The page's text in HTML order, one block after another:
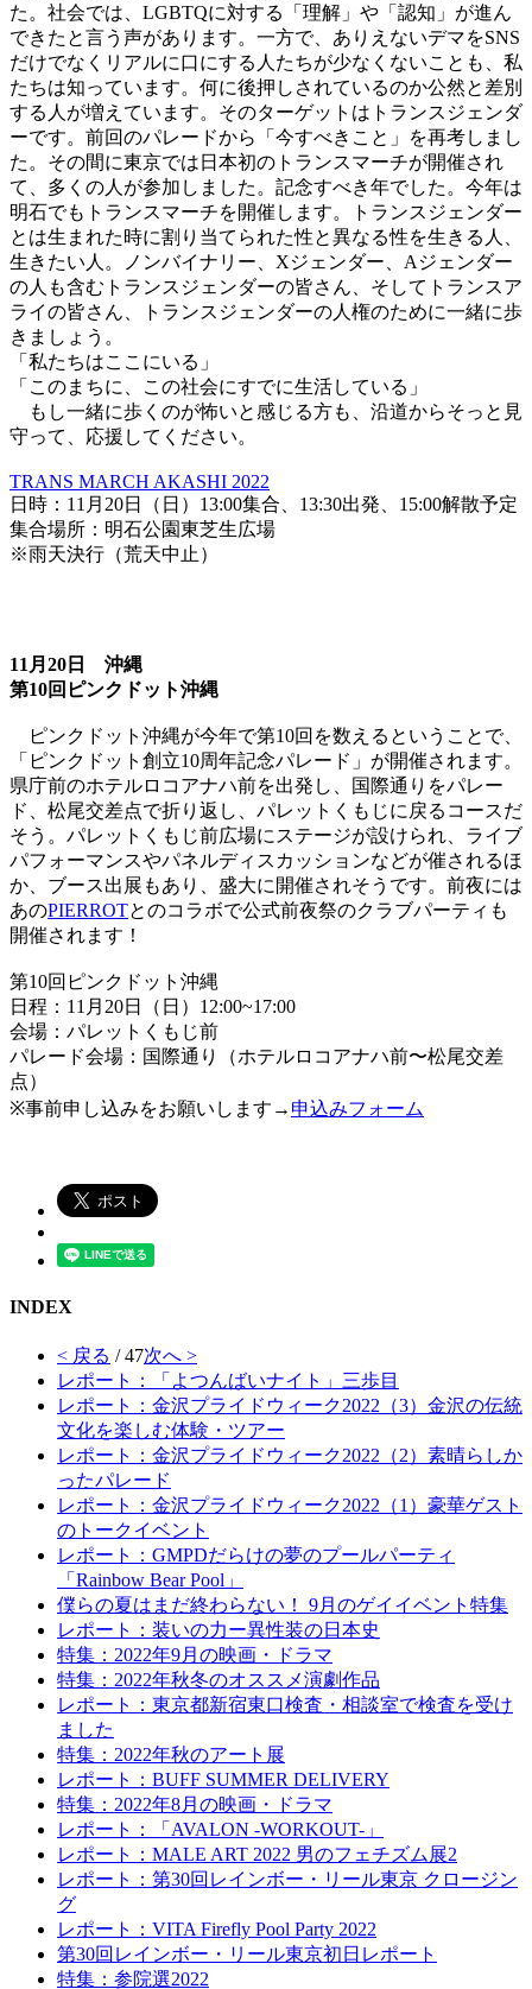
た。社会では、LGBTQに対する「理解」や「認知」が進ん
できたと言う声があります。一方で、ありえないデマをSNS
だけでなくリアルに口にする人たちが少なくないことも、私
たちは知っています。何に後押しされているのか公然と差別
する人が増えています。そのターゲットはトランスジェンダ
ーです。前回のパレードから「今すべきこと」を再考しまし
た。その間に東京では日本初のトランスマーチが開催され
て、多くの人が参加しました。記念すべき年でした。今年は
明石でもトランスマーチを開催します。トランスジェンダー
とは生まれた時に割り当てられた性と異なる性を生きる人、
生きたい人。ノンバイナリー、Xジェンダー、Aジェンダー
の人も含むトランスジェンダーの皆さん、そしてトランスア
ライの皆さん、トランスジェンダーの人権のために一緒に歩
きましょう。
「私たちはここにいる」
「このまちに、この社会にすでに生活している」
もし一緒に歩くのが怖いと感じる方も、沿道からそっと見
守って、応援してください。
TRANS MARCH AKASHI 2022
日時：11月20日（日）13:00集合、13:30出発、15:00解散予定
集合場所：明石公園東芝生広場
※雨天決行（荒天中止）
11月20日 沖縄
第10回ピンクドット沖縄
ピンクドット沖縄が今年で第10回を数えるということで、
「ピンクドット創立10周年記念パレード」が開催されます。
県庁前のホテルロコアナハ前を出発し、国際通りをパレー
ド、松尾交差点で折り返し、パレットくもじに戻るコースだ
そう。パレットくもじ前広場にステージが設けられ、ライブ
パフォーマンスやパネルディスカッションなどが催されるほ
か、ブース出展もあり、盛大に開催されそうです。前夜には
あのPIERROTとのコラボで公式前夜祭のクラブパーティも
開催されます！
第10回ピンクドット沖縄
日程：11月20日（日）12:00~17:00
会場：パレットくもじ前
パレード会場：国際通り（ホテルロコアナハ前〜松尾交差
点）
※事前申し込みをお願いします→ 申込みフォーム
INDEX
< 戻る / 47次へ >
レポート：「よつんばいナイト」三歩目
レポート：金沢プライドウィーク2022（3）金沢の伝統
文化を楽しむ体験・ツアー
レポート：金沢プライドウィーク2022（2）素晴らしか
ったパレード
レポート：金沢プライドウィーク2022（1）豪華ゲスト
のトークイベント
レポート：GMPDだらけの夢のプールパーティ
「Rainbow Bear Pool」
僕らの夏はまだ終わらない！ 9月のゲイイベント特集
レポート：装いの力ー異性装の日本史
特集：2022年9月の映画・ドラマ
特集：2022年秋冬のオススメ演劇作品
レポート：東京都新宿東口検査・相談室で検査を受け
ました
特集：2022年秋のアート展
レポート：BUFF SUMMER DELIVERY
特集：2022年8月の映画・ドラマ
レポート：「AVALON -WORKOUT-」
レポート：MALE ART 2022 男のフェチズム展2
レポート：第30回レインボー・リール東京 クロージン
グ
レポート：VITA Firefly Pool Party 2022
第30回レインボー・リール東京初日レポート
特集：参院選2022